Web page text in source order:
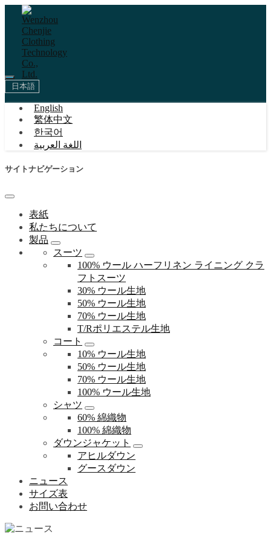
日本語
English
繁体中文
한국어
اللغة العربية
サイトナビゲーション
表紙
私たちについて
製品
スーツ
100% ウール ハーフリネン ライニング クラ
フトスーツ
30% ウール生地
50% ウール生地
70% ウール生地
T/Rポリエステル生地
コート
10% ウール生地
50% ウール生地
70% ウール生地
100% ウール生地
シャツ
60% 綿織物
100% 綿織物
ダウンジャケット
アヒルダウン
グースダウン
ニュース
サイズ表
お問い合わせ